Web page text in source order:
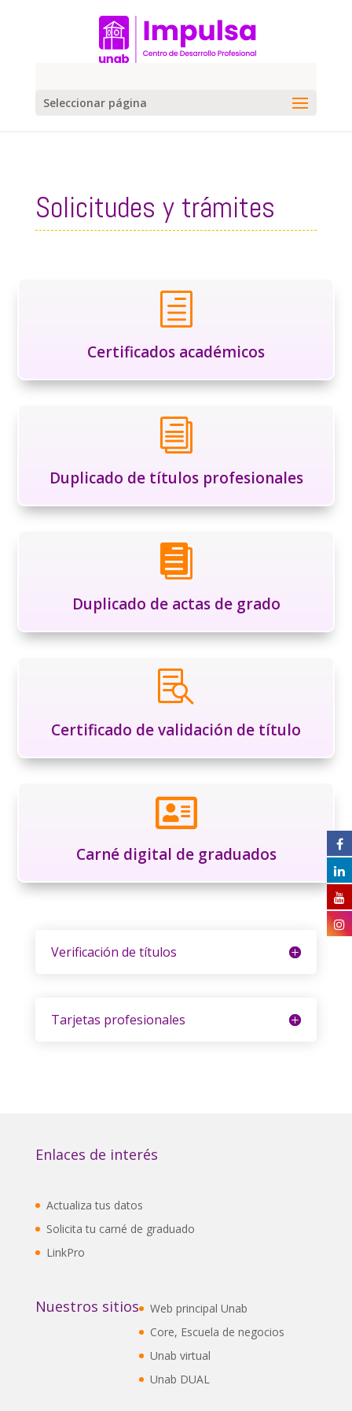
Seleccionar página
Solicitudes y trámites
h
Certificados académicos
i
Duplicado de títulos profesionales

Duplicado de actas de grado

Certificado de validación de título

Carné digital de graduados
Verificación de títulos
Tarjetas profesionales
Enlaces de interés
Actualiza tus datos
Solicita tu carné de graduado
LinkPro
Nuestros sitios
Web principal Unab
Core, Escuela de negocios
Unab virtual
Unab DUAL